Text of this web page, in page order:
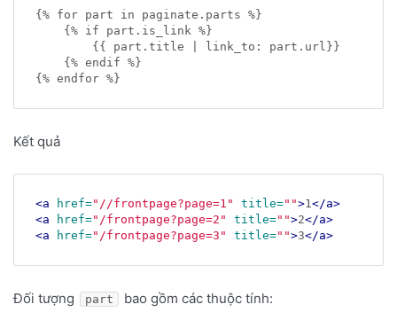
{% for part in paginate.parts %}
Kết quả
<a href="//frontpage?page=1" title="">1</a>
<a
href="/frontpage?page=2" title="">2</a>
<a
href="/frontpage?page=3" title="">3</a>
Đối tượng part bao gồm các thuộc tính: